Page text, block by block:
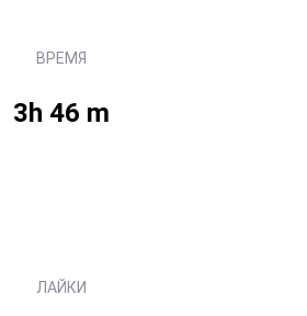
ВРЕМЯ
3h 46 m
ЛАЙКИ